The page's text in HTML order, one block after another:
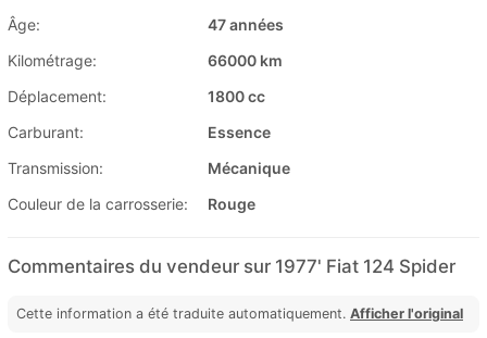
Âge:
47 années
Kilométrage:
66000 km
Déplacement:
1800 cc
Carburant:
Essence
Transmission:
Mécanique
Couleur de la carrosserie:
Rouge
Commentaires du vendeur sur 1977' Fiat 124 Spider
Cette information a été traduite automatiquement. Afficher l'original